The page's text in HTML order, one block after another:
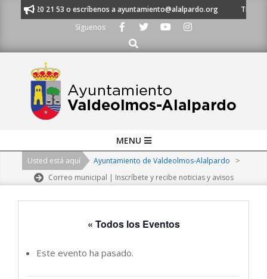
al 91 620 21 53 o escríbenos a ayuntamiento@alalpardo.org
TE
Síguenos
Buscar
Navigation
MENU
Usted está aquí Ayuntamiento de Valdeolmos-Alalpardo
>
Correo municipal | Inscríbete y recibe noticias y avisos
« Todos los Eventos
Este evento ha pasado.